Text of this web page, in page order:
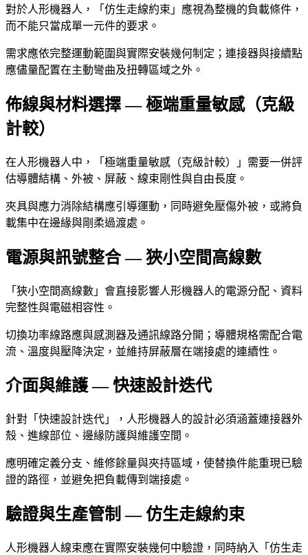
對於人形機器人，「仿生走線約束」應視為整機的負載條件，
而不能只當成單一元件的要求。
需求應依完整運動範圍與實際安裝幾何制定；連接器與接續點
應儘量配置在主動彎曲及扭轉區域之外。
佈線與材料選擇 — 極端重量敏感（克級
計較）
在人形機器人中，「極端重量敏感（克級計較）」需要一併評
估導體結構、外被、屏蔽、線束剛性與自由長度。
夾具與應力消除結構應引導運動，同時避免壓傷外被，或將負
載集中在邊緣與剛柔過渡處。
電源與訊號整合 — 狹小空間高線數
「狹小空間高線數」會直接影響人形機器人的電源分配、資料
完整性與電磁相容性。
切換功率線路應與感測器及通訊線路分開；導體規格需配合電
流、溫度與壓降決定，並維持屏蔽層在端接處的連續性。
介面與維護 — 快速設計迭代
針對「快速設計迭代」，人形機器人的設計必須涵蓋連接器外
殼、進線部位、邊緣防護與維護空間。
應明確定義分支、維修餘量與夾持區域，使替換件能重現已驗
證的路徑，並避免把負載傳到端接處。
驗證與生產管制 — 仿生走線約束
人形機器人線束應在實際安裝幾何中驗證，同時納入「仿生走